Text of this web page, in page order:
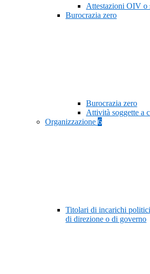
Attestazioni OIV o
Burocrazia zero
Burocrazia zero
Attività soggette a
Organizzazione 6
Titolari di incarichi
di direzione o di governo